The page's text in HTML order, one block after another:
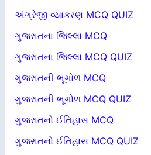
અંગ્રેજી વ્યાકરણ MCQ QUIZ
ગુજરાતના જિલ્લા MCQ
ગુજરાતના જિલ્લા MCQ QUIZ
ગુજરાતની ભૂગોળ MCQ
ગુજરાતની ભૂગોળ MCQ QUIZ
ગુજરાતનો ઈતિહાસ MCQ
ગુજરાતનો ઈતિહાસ MCQ QUIZ